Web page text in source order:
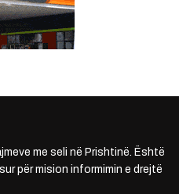
me seli në Prishtinë. Është
për mision informimin e drejtë